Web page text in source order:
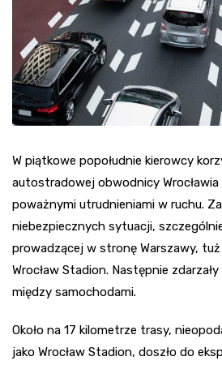
W piątkowe popołudnie kierowcy
autostradowej obwodnicy Wrocławia
poważnymi utrudnieniami w ruchu.
niebezpiecznych sytuacji,
prowadzącej w stronę Warszawy, tuż
Wrocław Stadion. Następnie
między samochodami.
Około na 17 kilometrze trasy,
jako Wrocław Stadion, doszło do